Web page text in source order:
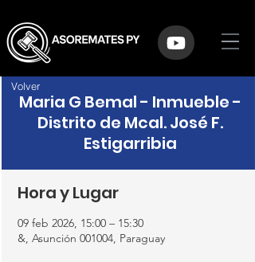
Maria G Bemal - Inmueble -
Distrito de Mcal. José F.
Estigarribia
Hora y Lugar
09 feb 2026, 15:00 – 15:30
&, Asunción 001004, Paraguay
Volver